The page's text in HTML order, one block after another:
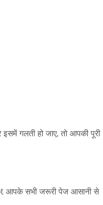
गलती हो जाए, तो आपकी पूरी
आपके सभी जरूरी पेज आसानी से